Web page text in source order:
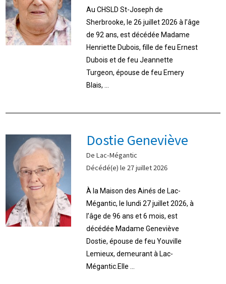
Au CHSLD St-Joseph de
Sherbrooke, le 26 juillet 2026 à l’âge
de 92 ans, est décédée Madame
Henriette Dubois, fille de feu Ernest
Dubois et de feu Jeannette
Turgeon, épouse de feu Emery
Blais, ...
Dostie Geneviève
De Lac-Mégantic
Décédé(e) le 27 juillet 2026
À la Maison des Ainés de Lac-
Mégantic, le lundi 27 juillet 2026, à
l’âge de 96 ans et 6 mois, est
décédée Madame Geneviève
Dostie, épouse de feu Youville
Lemieux, demeurant à Lac-
Mégantic.Elle ...